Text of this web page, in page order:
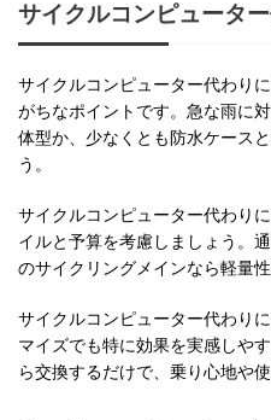
サイクルコンピュータ
サイクルコンピューター代わり
がちなポイントです。急な雨に
体型か、少なくとも防水ケース
う。
サイクルコンピューター代わり
イルと予算を考慮しましょう。
のサイクリングメインなら軽量
サイクルコンピューター代わり
マイズでも特に効果を実感しや
ら交換するだけで、乗り心地や